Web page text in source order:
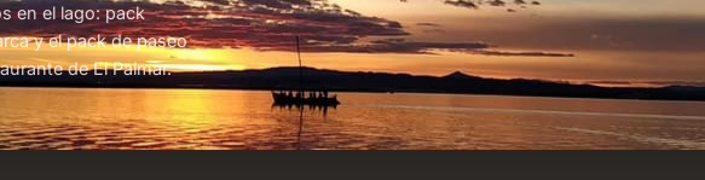
en el lago: pack
y el pack de paseo
de El Palmar.